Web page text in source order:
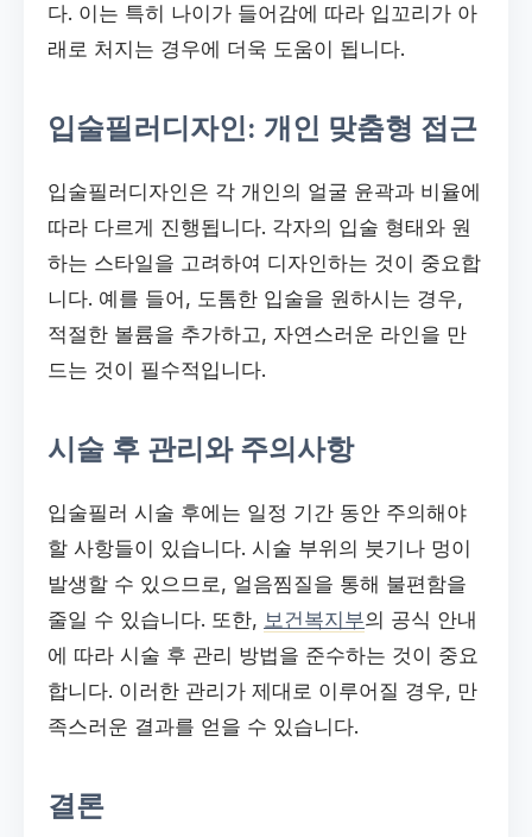
다. 이는 특히 나이가 들어감에 따라 입꼬리가 아
래로 처지는 경우에 더욱 도움이 됩니다.
입술필러디자인: 개인 맞춤형 접근
입술필러디자인은 각 개인의 얼굴 윤곽과 비율에
따라 다르게 진행됩니다. 각자의 입술 형태와 원
하는 스타일을 고려하여 디자인하는 것이 중요합
니다. 예를 들어, 도톰한 입술을 원하시는 경우,
적절한 볼륨을 추가하고, 자연스러운 라인을 만
드는 것이 필수적입니다.
시술 후 관리와 주의사항
입술필러 시술 후에는 일정 기간 동안 주의해야
할 사항들이 있습니다. 시술 부위의 붓기나 멍이
발생할 수 있으므로, 얼음찜질을 통해 불편함을
줄일 수 있습니다. 또한, 보건복지부의 공식 안내
에 따라 시술 후 관리 방법을 준수하는 것이 중요
합니다. 이러한 관리가 제대로 이루어질 경우, 만
족스러운 결과를 얻을 수 있습니다.
결론